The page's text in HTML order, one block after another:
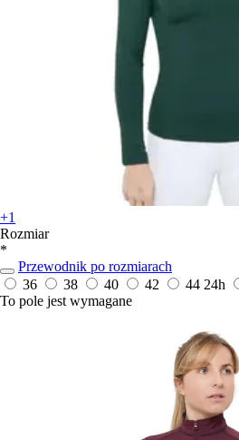
+1
Rozmiar
*
Przewodnik po rozmiarach
36
38 40 42 44 24h
To pole jest wymagane